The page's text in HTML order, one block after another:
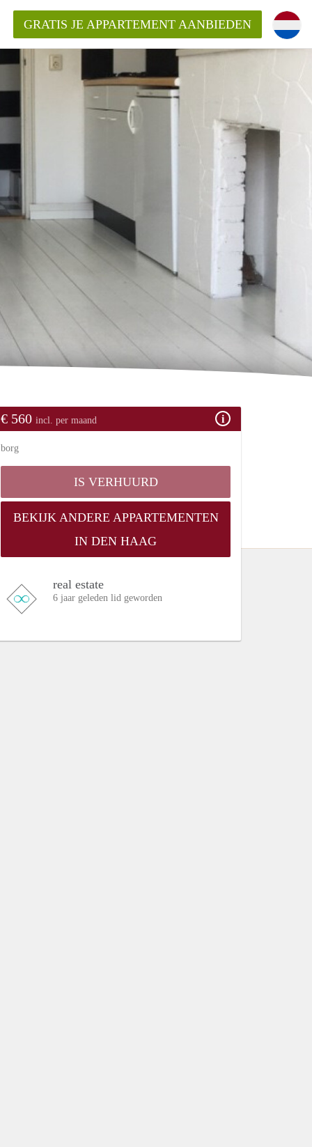
in Den Haag?
DenHaag?
GRATIS JE APPARTEMENT AANBIEDEN
€ 560 incl. per maand
borg
IS VERHUURD
BEKIJK ANDERE APPARTEMENTEN
IN DEN HAAG
real estate
6 jaar geleden lid geworden